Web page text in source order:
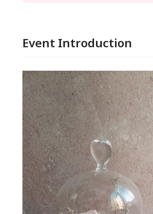
Event Introduction